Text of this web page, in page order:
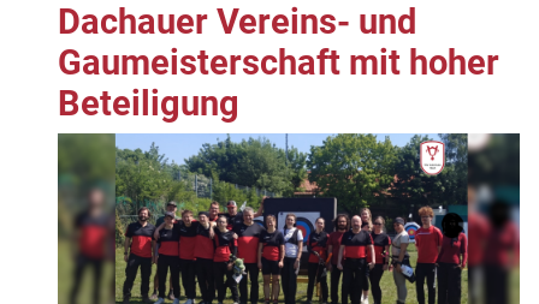
Dachauer Vereins- und
Gaumeisterschaft mit hoher
Beteiligung